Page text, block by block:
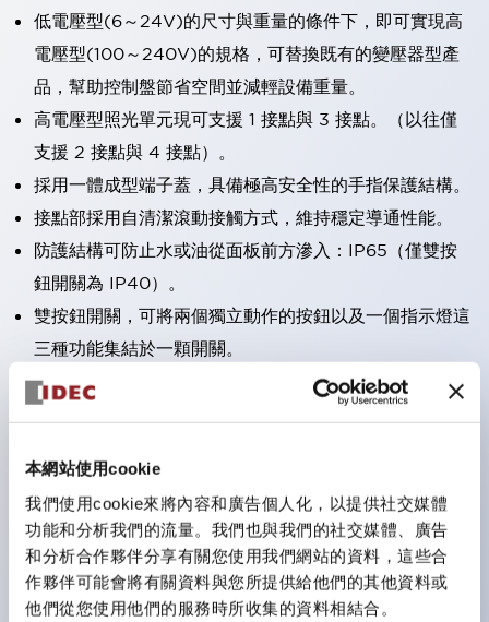
本網站使用cookie
我們使用cookie來將內容和廣告個人化，以提供社交媒體
功能和分析我們的流量。我們也與我們的社交媒體、廣告
和分析合作夥伴分享有關您使用我們網站的資料，這些合
作夥伴可能會將有關資料與您所提供給他們的其他資料或
他們從您使用他們的服務時所收集的資料相結合。
低電壓型(6～24V)的尺寸與重量的條件下，即可實現高
電壓型(100～240V)的規格，可替換既有的變壓器型產
品，幫助控制盤節省空間並減輕設備重量。
高電壓型照光單元現可支援 1 接點與 3 接點。（以往僅
支援 2 接點與 4 接點）。
採用一體成型端子蓋，具備極高安全性的手指保護結構。
接點部採用自清潔滾動接觸方式，維持穩定導通性能。
防護結構可防止水或油從面板前方滲入：IP65（僅雙按
鈕開關為 IP40）。
雙按鈕開關，可將兩個獨立動作的按鈕以及一個指示燈這
三種功能集結於一顆開關。
完整支援全球各地需求的多種電壓規格。
顏色。
支援色彩通用設計（CUD）：可清楚辨識正方平頭形指
示燈的亮燈/熄燈狀態，以及點燈時的顏色識別。
符合 ISO 3864-4 安全色規範：在危險或緊急狀況下，
顏色表現更明確鮮明，便於更多人識別。